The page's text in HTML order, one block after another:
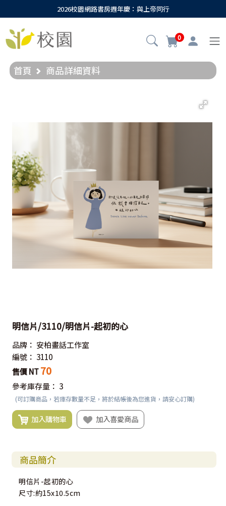
2026校園網路書房週年慶：與上帝同行
0
首頁 商品詳細資料
明信片/3110/明信片-起初的心
品牌： 安柏畫話工作室
編號： 3110
售價 NT 70
參考庫存量： 3
(可訂購商品，若庫存數量不足，將於結帳後為您進貨，請安心訂購)
加入購物車 加入喜愛商品
商品簡介
明信片-起初的心
尺寸:約15x10.5cm